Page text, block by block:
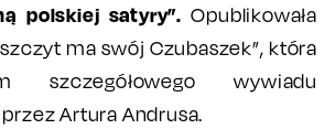
polskiej satyry”. Opublikowała
ma swój Czubaszek”, która
szczegółowego wywiadu
Artura Andrusa.